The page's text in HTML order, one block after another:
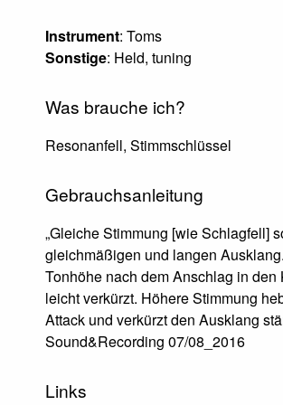
Instrument: Toms
Sonstige: Held, tuning
Was brauche ich?
Resonanfell, Stimmschlüssel
Gebrauchsanleitung
„Gleiche Stimmung [wie Schlagfell]
gleichmäßigen und langen
Tonhöhe nach dem Anschlag in
leicht verkürzt. Höhere Stimmung
Attack und verkürzt den Ausklang
Sound&Recording 07/08_2016
Links